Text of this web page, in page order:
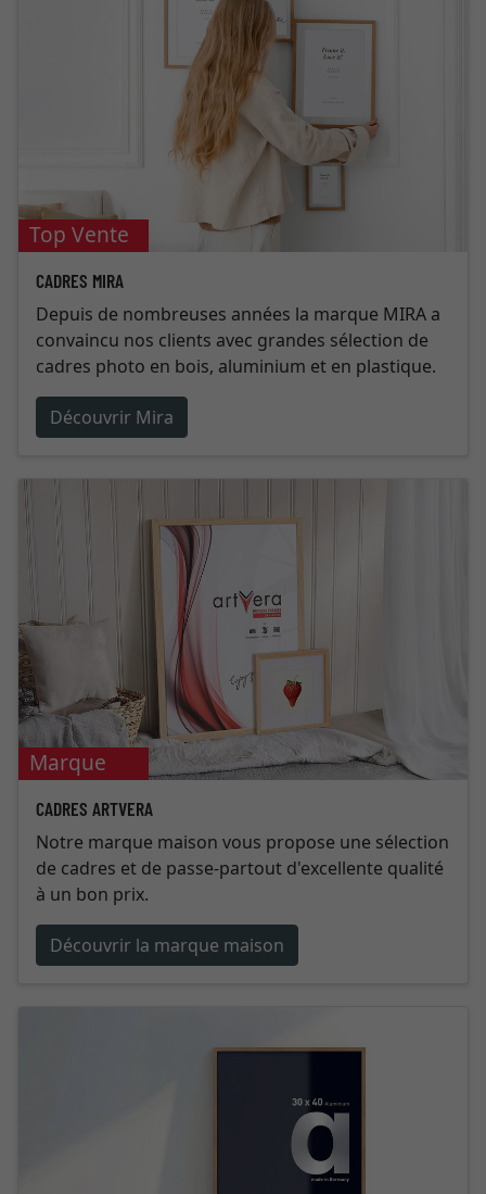
Top Vente
CADRES MIRA
Depuis de nombreuses années la marque MIRA a
convaincu nos clients avec grandes sélection de
cadres photo en bois, aluminium et en plastique.
Découvrir Mira
Marque
CADRES ARTVERA
Notre marque maison vous propose une sélection
de cadres et de passe-partout d'excellente qualité
à un bon prix.
Découvrir la marque maison